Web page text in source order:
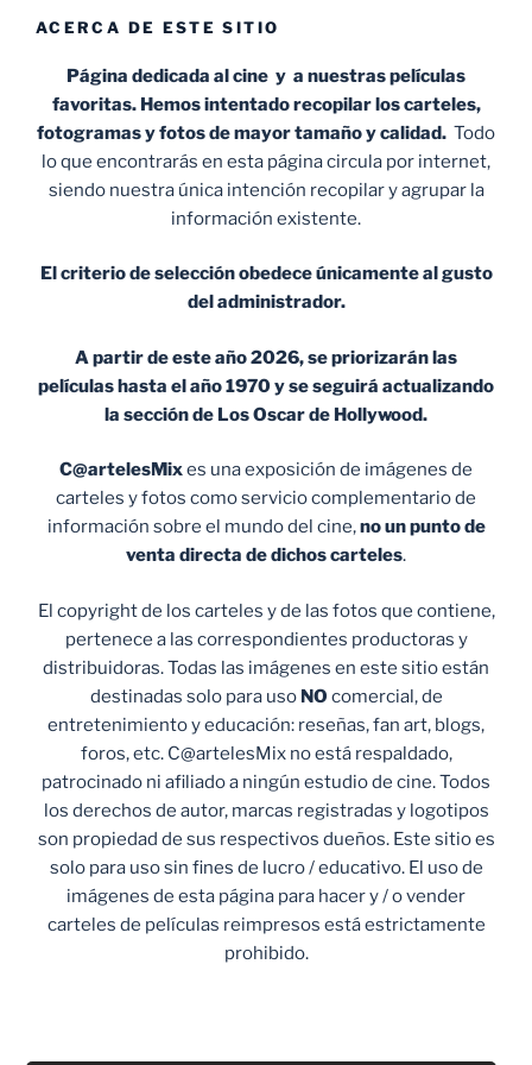
ACERCA DE ESTE SITIO
Página dedicada al cine y a nuestras películas
favoritas. Hemos intentado recopilar los carteles,
fotogramas y fotos de mayor tamaño y calidad. Todo
lo que encontrarás en esta página circula por internet,
siendo nuestra única intención recopilar y agrupar la
información existente.
El criterio de selección obedece únicamente al gusto
del administrador.
A partir de este año 2026, se priorizarán las
películas hasta el año 1970 y se seguirá actualizando
la sección de Los Oscar de Hollywood.
C@artelesMixes una exposición de imágenes de
carteles y fotos como servicio complementario de
información sobre el mundo del cine,no un punto de
venta directa de dichos carteles.
El copyright de los carteles y de las fotos que contiene,
pertenece a las correspondientes productoras y
distribuidoras. Todas las imágenes en este sitio están
destinadas solo para uso NO comercial, de
entretenimiento y educación: reseñas, fan art, blogs,
foros, etc. C@artelesMix no está respaldado,
patrocinado ni afiliado a ningún estudio de cine. Todos
los derechos de autor, marcas registradas y logotipos
son propiedad de sus respectivos dueños. Este sitio es
solo para uso sin fines de lucro / educativo. El uso de
imágenes de esta página para hacer y / o vender
carteles de películas reimpresos está estrictamente
prohibido.